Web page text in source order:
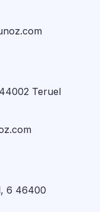
Teruel
6 46400